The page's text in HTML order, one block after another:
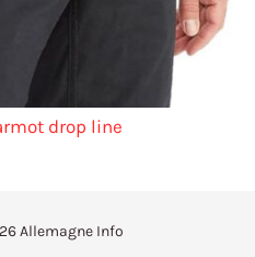
drop line
Allemagne Info